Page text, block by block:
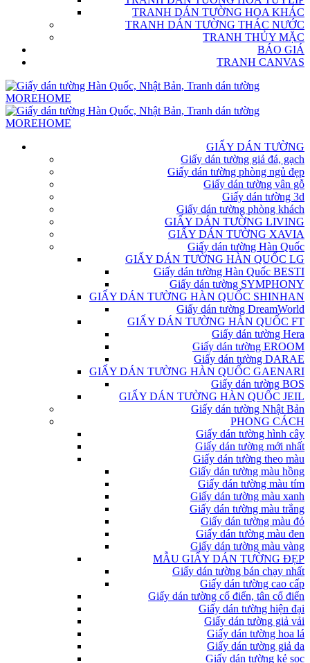
TRANH DÁN TƯỜNG HOA KHÁC
TRANH DÁN TƯỜNG THÁC NƯỚC
TRANH THỦY MẶC
BÁO GIÁ
TRANH CANVAS
GIẤY DÁN TƯỜNG
Giấy dán tường giả đá, gạch
Giấy dán tường phòng ngủ đẹp
Giấy dán tường vân gỗ
Giấy dán tường 3d
Giấy dán tường phòng khách
GIẤY DÁN TƯỜNG LIVING
GIẤY DÁN TƯỜNG XAVIA
Giấy dán tường Hàn Quốc
GIẤY DÁN TƯỜNG HÀN QUỐC LG
Giấy dán tường Hàn Quốc BESTI
Giấy dán tường SYMPHONY
GIẤY DÁN TƯỜNG HÀN QUỐC SHINHAN
Giấy dán tường DreamWorld
GIẤY DÁN TƯỜNG HÀN QUỐC FT
Giấy dán tường Hera
Giấy dán tường EROOM
Giấy dán tường DARAE
GIẤY DÁN TƯỜNG HÀN QUỐC GAENARI
Giấy dán tường BOS
GIẤY DÁN TƯỜNG HÀN QUỐC JEIL
Giấy dán tường Nhật Bản
PHONG CÁCH
Giấy dán tường hình cây
Giấy dán tường mới nhất
Giấy dán tường theo màu
Giấy dán tường màu hồng
Giấy dán tường màu tím
Giấy dán tường màu xanh
Giấy dán tường màu trắng
Giấy dán tường màu đỏ
Giấy dán tường màu đen
Giấy dán tường màu vàng
MẪU GIẤY DÁN TƯỜNG ĐẸP
Giấy dán tường bán chạy nhất
Giấy dán tường cao cấp
Giấy dán tường cổ điển, tân cổ điển
Giấy dán tường hiện đại
Giấy dán tường giả vải
Giấy dán tường hoa lá
Giấy dán tường giả da
Giấy dán tường kẻ sọc